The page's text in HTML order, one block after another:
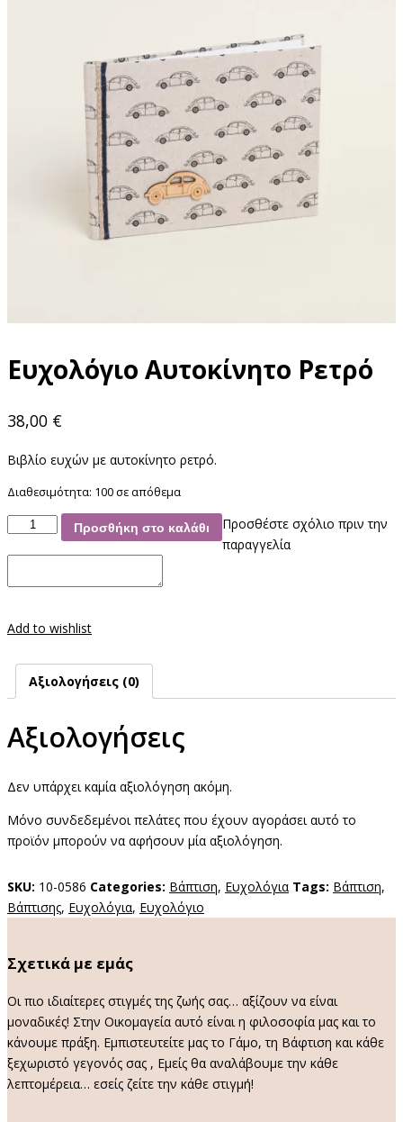
Ευχολόγιο Αυτοκίνητο Ρετρό
38,00 €
Βιβλίο ευχών με αυτοκίνητο ρετρό.
Διαθεσιμότητα: 100 σε απόθεμα
Ευχολόγιο
Αυτοκίνητο
ποσότητα
Προσθήκη στο καλάθι
Προσθέστε σχόλιο πριν την
παραγγελία
Add to wishlist
Αξιολογήσεις (0)
Αξιολογήσεις
Δεν υπάρχει καμία αξιολόγηση ακόμη.
Μόνο συνδεδεμένοι πελάτες που έχουν αγοράσει αυτό το
προϊόν μπορούν να αφήσουν μία αξιολόγηση.
SKU: 10-0586 Categories: Βάπτιση, Ευχολόγια Tags: Βάπτιση,
Βάπτισης, Ευχολόγια, Ευχολόγιο
Σχετικά με εμάς
Οι πιο ιδιαίτερες στιγμές της ζωής σας… αξίζουν να είναι
μοναδικές! Στην Οικομαγεία αυτό είναι η φιλοσοφία μας και το
κάνουμε πράξη. Εμπιστευτείτε μας το Γάμο, τη Βάφτιση και κάθε
ξεχωριστό γεγονός σας , Εμείς θα αναλάβουμε την κάθε
λεπτομέρεια… εσείς ζείτε την κάθε στιγμή!